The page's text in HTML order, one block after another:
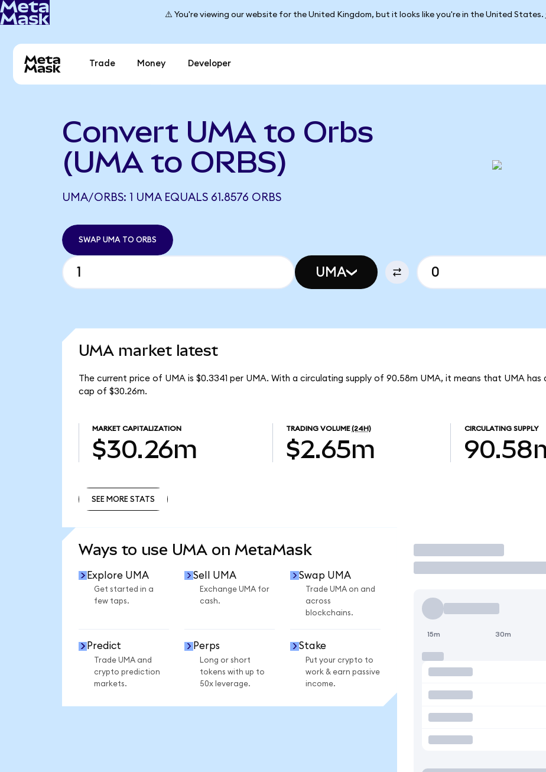
⚠️ You're viewing our website for the United Kingdom, but it looks like you're in the United States.
Trade Money Developer
Convert UMA to Orbs
(UMA to ORBS)
UMA/ORBS: 1 UMA EQUALS 61.8576 ORBS
SWAP UMA TO ORBS
UMA
UMA market latest
The current price of UMA is $0.3341 per UMA. With a circulating supply of 90.58m UMA, it means that UMA
cap of $30.26m.
MARKET CAPITALIZATION
$30.26m
TRADING VOLUME (24H)
$2.65m
CIRCULATING SUPPLY
SEE MORE STATS
Ways to use UMA on MetaMask
Explore UMA
Get started in a
few taps.
Sell UMA
Exchange UMA for
cash.
Swap UMA
Trade UMA on and
across
blockchains.
Predict
Trade UMA and
crypto prediction
markets.
Perps
Long or short
tokens with up to
50x leverage.
Stake
Put your crypto to
work & earn passive
income.
Trade
15m 30m